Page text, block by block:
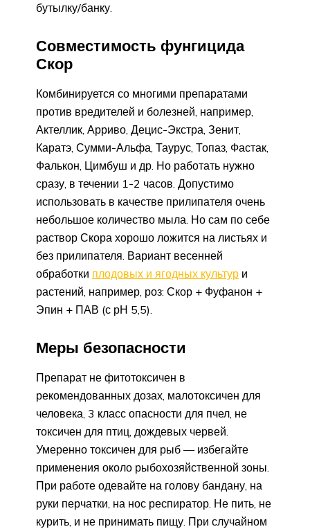
бутылку/банку.
Совместимость фунгицида
Скор
Комбинируется со многими препаратами
против вредителей и болезней, например,
Актеллик, Арриво, Децис-Экстра, Зенит,
Каратэ, Сумми-Альфа, Таурус, Топаз, Фастак,
Фалькон, Цимбуш и др. Но работать нужно
сразу, в течении 1-2 часов. Допустимо
использовать в качестве прилипателя очень
небольшое количество мыла. Но сам по себе
раствор Скора хорошо ложится на листьях и
без прилипателя. Вариант весенней
обработки плодовых и ягодных культур и
растений, например, роз: Скор + Фуфанон +
Эпин + ПАВ (с рН 5,5).
Меры безопасности
Препарат не фитотоксичен в
рекомендованных дозах, малотоксичен для
человека, 3 класс опасности для пчел, не
токсичен для птиц, дождевых червей.
Умеренно токсичен для рыб — избегайте
применения около рыбохозяйственной зоны.
При работе одевайте на голову бандану, на
руки перчатки, на нос респиратор. Не пить, не
курить, и не принимать пищу. При случайном